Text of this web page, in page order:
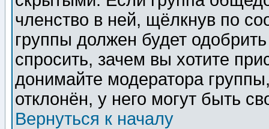
членство в ней, щёлкнув по
группы должен будет
спросить, зачем вы хотите
донимайте модератора
отклонён, у него могут быть
Вернуться к началу